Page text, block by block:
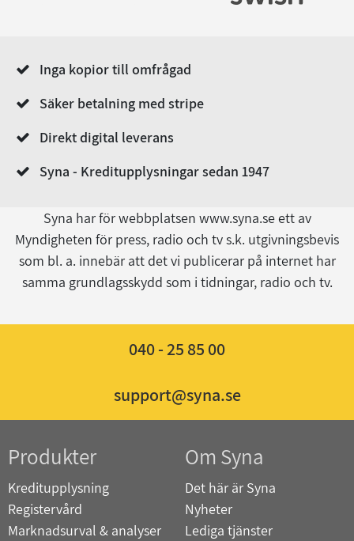
Inga kopior till omfrågad
Säker betalning med stripe
Direkt digital leverans
Syna - Kreditupplysningar sedan 1947
Syna har för webbplatsen www.syna.se ett av
Myndigheten för press, radio och tv s.k. utgivningsbevis
som bl. a. innebär att det vi publicerar på internet har
samma grundlagsskydd som i tidningar, radio och tv.
040 - 25 85 00
support@syna.se
Produkter
Kreditupplysning
Registervård
Marknadsurval & analyser
Om Syna
Det här är Syna
Nyheter
Lediga tjänster